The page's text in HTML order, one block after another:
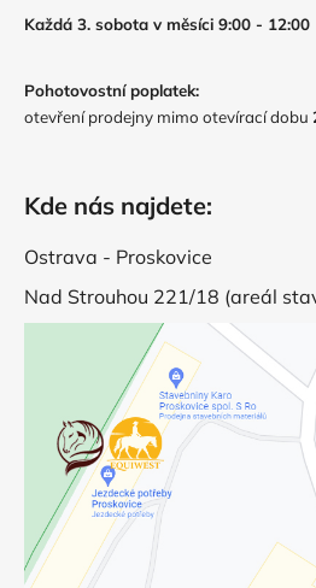
Každá 3. sobota v měsíci 9:00 - 12:00
Pohotovostní poplatek:
otevření prodejny mimo otevírací dobu
Kde nás najdete:
Ostrava - Proskovice
Nad Strouhou 221/18 (areál